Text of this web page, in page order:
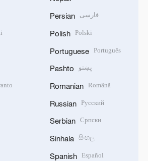
Persian فارسی
Polish Polski
Portuguese Português
Pashto پښتو
Romanian Română
Russian Русский
Serbian Српски
Sinhala සිංහල
Spanish Español